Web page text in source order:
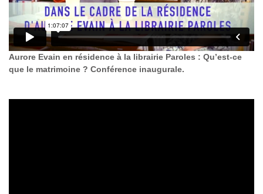
Aurore Evain en résidence à la librairie Paroles : Qu’est-ce
que le matrimoine ? Conférence inaugurale.